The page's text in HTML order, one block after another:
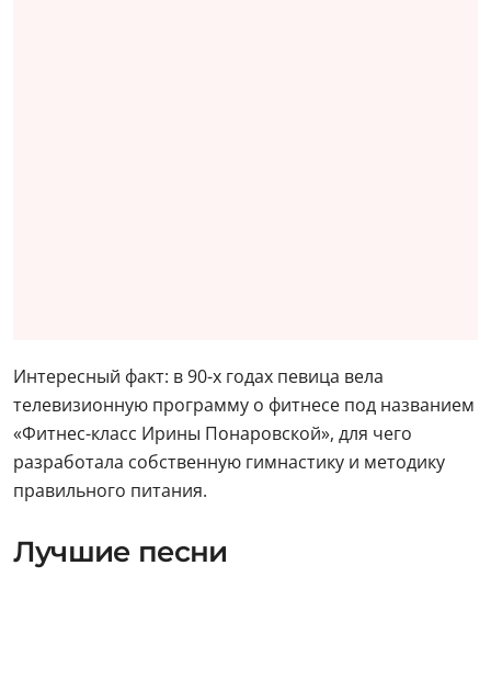
Интересный факт: в 90-х годах певица вела
телевизионную программу о фитнесе под названием
«Фитнес-класс Ирины Понаровской», для чего
разработала собственную гимнастику и методику
правильного питания.
Лучшие песни